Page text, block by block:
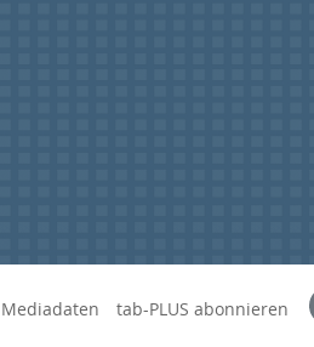
Mediadaten tab-PLUS abonnieren